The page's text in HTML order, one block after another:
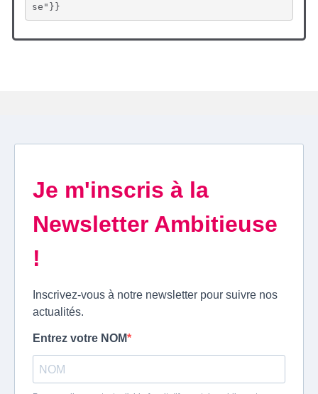
se"}}